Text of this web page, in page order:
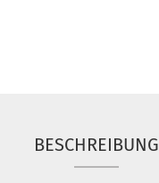
BESCHREIBUNG